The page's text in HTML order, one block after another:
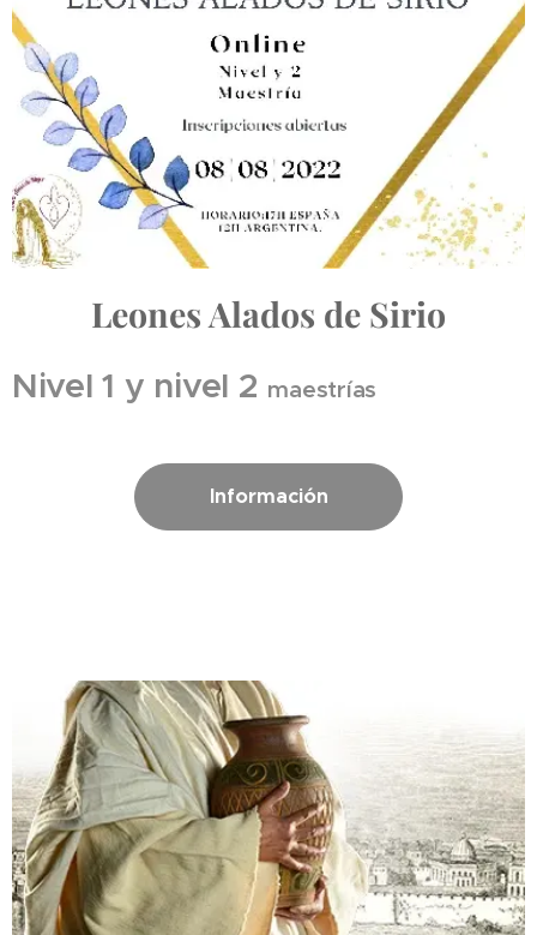
Leones Alados de Sirio
Nivel 1 y nivel 2 maestrías
Información